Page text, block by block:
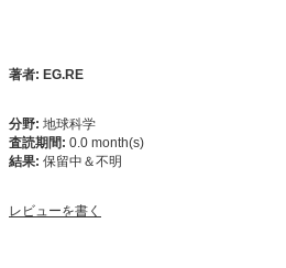
著者: EG.RE
分野: 地球科学
査読期間: 0.0 month(s)
結果: 保留中＆不明
レビューを書く